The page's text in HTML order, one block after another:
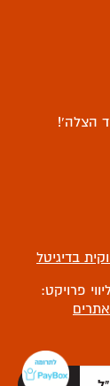
הצלה’!
בדיגיטל
פרויקט: